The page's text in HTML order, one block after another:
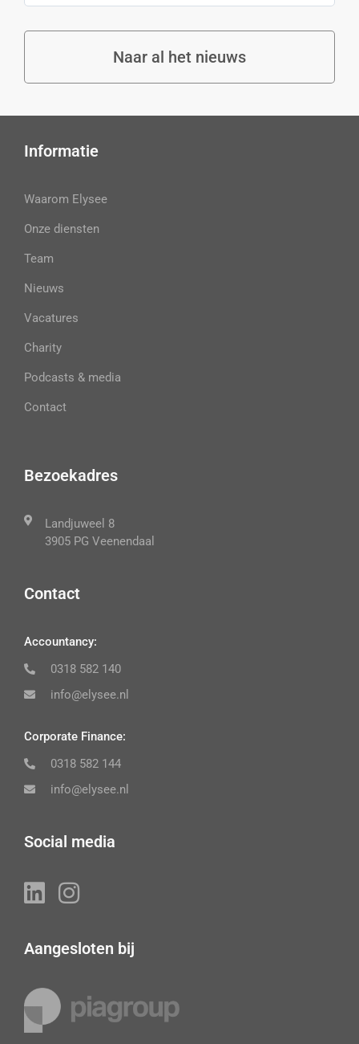
Naar al het nieuws
Informatie
Waarom Elysee
Onze diensten
Team
Nieuws
Vacatures
Charity
Podcasts & media
Contact
Bezoekadres
Landjuweel 8
3905 PG Veenendaal
Contact
Accountancy:
0318 582 140
info@elysee.nl
Corporate Finance:
0318 582 144
info@elysee.nl
Social media
Aangesloten bij